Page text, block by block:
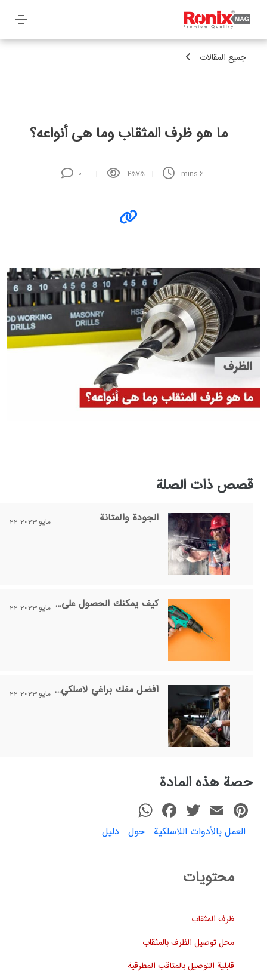
جميع المقالات
ما هو ظرف المثقاب وما هی أنواعه؟
mins 6
4575
0
قصص ذات الصلة
22 مايو 2023 الجودة والمتانة
22 مايو 2023 كيف يمكنك الحصول على مفك براغي لاسلكي متين؟
22 مايو 2023 أفضل مفك براغي لاسلكي للأشياء المسطحة والأشياء المثبتة
حصة هذه المادة
WhatsApp
Twitter
العمل بالأدوات اللاسلكية حول دليل
محتويات
ظرف المثقاب
محل توصيل الظرف بالمثقاب
قابلية التوصيل بالمثاقب المطرقية